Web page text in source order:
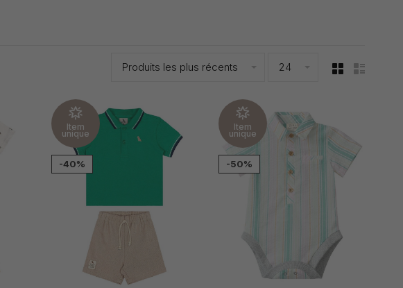
Produits les plus récents 24
Item
unique
-40%
Item
unique
-50%